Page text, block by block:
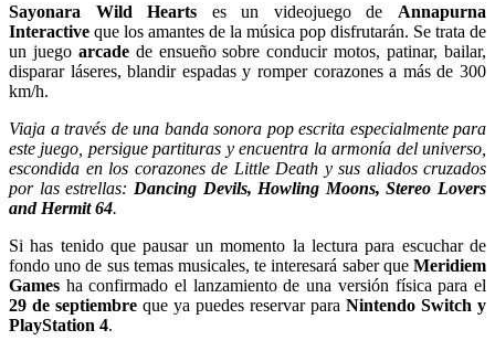
Sayonara Wild Hearts es un videojuego de Annapurna
Interactive que los amantes de la música pop disfrutarán. Se trata de
un juegoarcadede ensueño sobre conducir motos, patinar, bailar,
disparar láseres, blandir espadas y romper corazones a más de 300
km/h.
Viaja a través de una banda sonora pop escrita especialmente para
este juego, persigue partituras y encuentra la armonía del universo,
escondida en los corazones de Little Death y sus aliados cruzados
por las estrellas: Dancing Devils, Howling Moons, Stereo Lovers
and Hermit 64.
Si has tenido que pausar un momento la lectura para escuchar de
fondo uno de sus temas musicales, te interesará saber que Meridiem
Games ha confirmado el lanzamiento de una versión física para el
29 de septiembre que ya puedes reservar para Nintendo Switch y
PlayStation 4.